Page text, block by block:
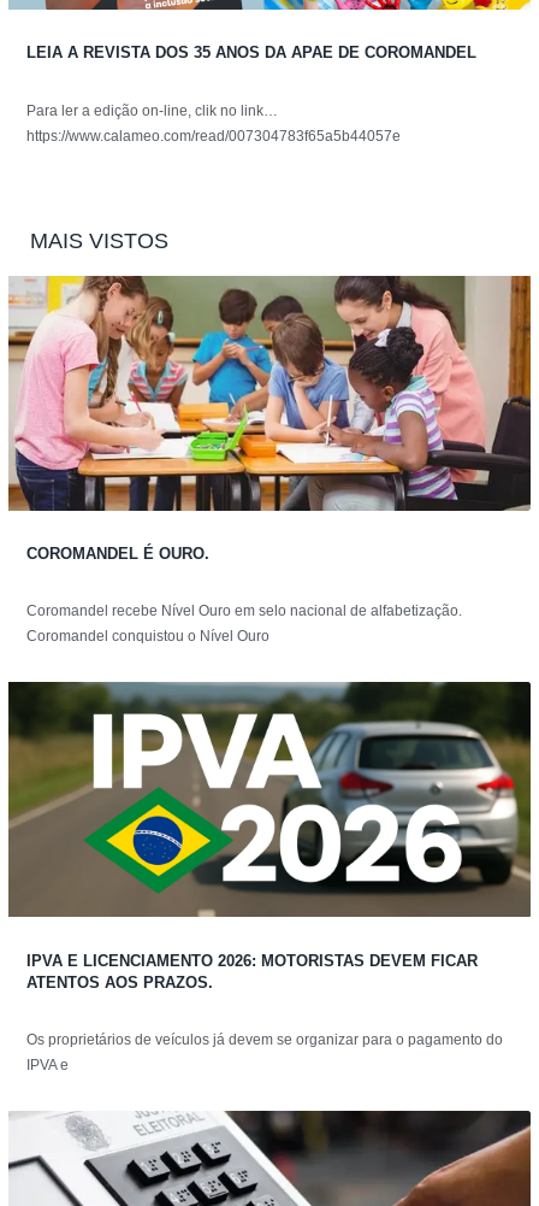
LEIA A REVISTA DOS 35 ANOS DA APAE DE COROMANDEL
Para ler a edição on-line, clik no link…
https://www.calameo.com/read/007304783f65a5b44057e
MAIS VISTOS
COROMANDEL É OURO.
Coromandel recebe Nível Ouro em selo nacional de alfabetização.
Coromandel conquistou o Nível Ouro
IPVA E LICENCIAMENTO 2026: MOTORISTAS DEVEM FICAR
ATENTOS AOS PRAZOS.
Os proprietários de veículos já devem se organizar para o pagamento do
IPVA e